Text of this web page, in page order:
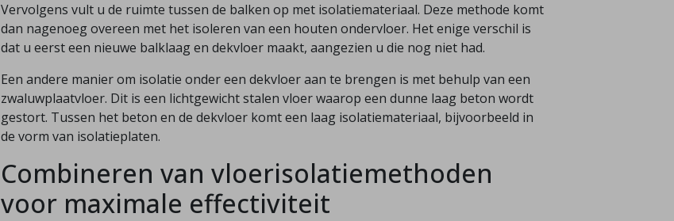
Vervolgens vult u de ruimte tussen de balken op met isolatiemateriaal. Deze methode komt
dan nagenoeg overeen met het isoleren van een houten ondervloer. Het enige verschil is
dat u eerst een nieuwe balklaag en dekvloer maakt, aangezien u die nog niet had.
Een andere manier om isolatie onder een dekvloer aan te brengen is met behulp van een
zwaluwplaatvloer. Dit is een lichtgewicht stalen vloer waarop een dunne laag beton wordt
gestort. Tussen het beton en de dekvloer komt een laag isolatiemateriaal, bijvoorbeeld in
de vorm van isolatieplaten.
Combineren van vloerisolatiemethoden
voor maximale effectiviteit